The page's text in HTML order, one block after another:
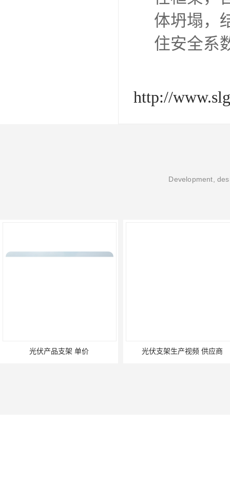
体坍塌，
住安全系
http://
Development,
光伏产品支架 单价 光伏支架生产视频 供应商